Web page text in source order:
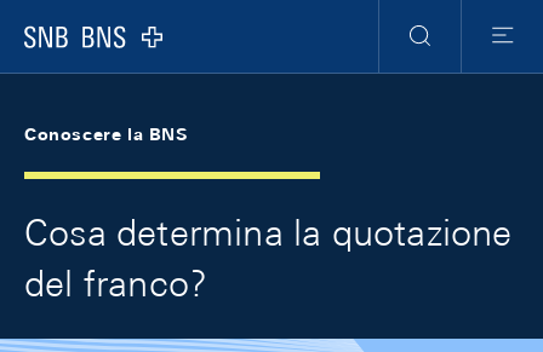
Logo
Ricerca
Menu
Conoscere la BNS
Cosa determina la quotazione
del franco?